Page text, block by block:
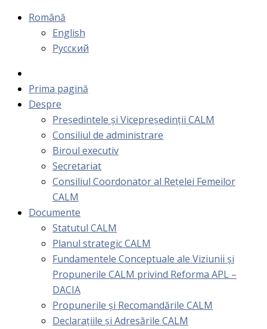
Română
English
Русский
Prima pagină
Despre
Președintele și Vicepreședinții CALM
Consiliul de administrare
Biroul executiv
Secretariat
Consiliul Coordonator al Rețelei Femeilor
CALM
Documente
Statutul CALM
Planul strategic CALM
Fundamentele Conceptuale ale Viziunii și
Propunerile CALM privind Reforma APL –
DACIA
Propunerile și Recomandările CALM
Declarațiile și Adresările CALM